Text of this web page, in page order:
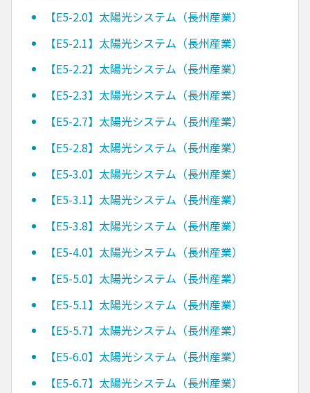
【E5-2.0】太陽光システム（長州産業）
【E5-2.1】太陽光システム（長州産業）
【E5-2.2】太陽光システム（長州産業）
【E5-2.3】太陽光システム（長州産業）
【E5-2.7】太陽光システム（長州産業）
【E5-2.8】太陽光システム（長州産業）
【E5-3.0】太陽光システム（長州産業）
【E5-3.1】太陽光システム（長州産業）
【E5-3.8】太陽光システム（長州産業）
【E5-4.0】太陽光システム（長州産業）
【E5-5.0】太陽光システム（長州産業）
【E5-5.1】太陽光システム（長州産業）
【E5-5.7】太陽光システム（長州産業）
【E5-6.0】太陽光システム（長州産業）
【E5-6.7】太陽光システム（長州産業）